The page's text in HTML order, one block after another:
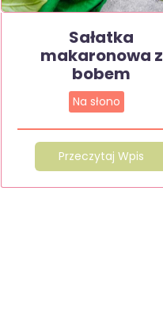
Sałatka
makaronowa z
bobem
Na słono
Przeczytaj Wpis